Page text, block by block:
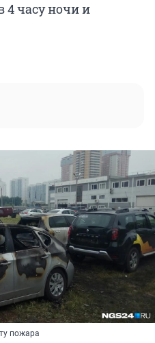
4 часу ночи и
пожара